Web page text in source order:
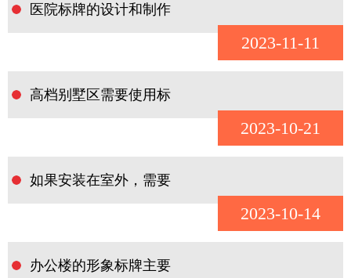
医院标牌的设计和制作
2023-11-11
高档别墅区需要使用标
2023-10-21
如果安装在室外，需要
2023-10-14
办公楼的形象标牌主要